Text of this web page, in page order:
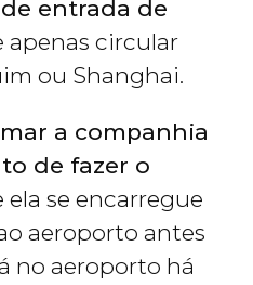
entrada de
apenas circular
ou Shanghai.
a companhia
de fazer o
ela se encarregue
aeroporto antes
no aeroporto há